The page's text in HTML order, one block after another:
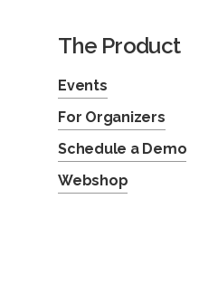
The Product
Events
For Organizers
Schedule a Demo
Webshop